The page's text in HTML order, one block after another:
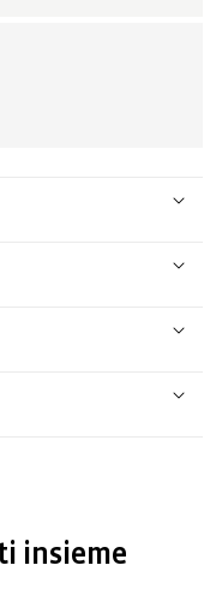
insieme